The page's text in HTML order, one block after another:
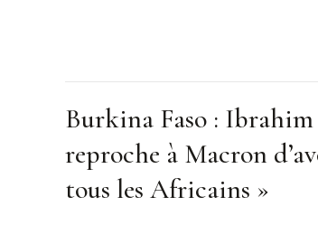
Burkina Faso :
reproche à Macron
tous les Africains »